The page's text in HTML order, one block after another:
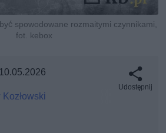
spowodowane rozmaitymi czynnikami,
fot. kebox
10.05.2026
Kozłowski
Udostępnij